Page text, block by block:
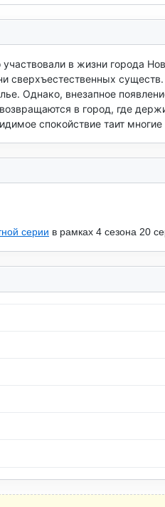
в жизни города
Однако, внезапное
в город, где
спокойствие таит многие
серии в рамках 4 сезона 20